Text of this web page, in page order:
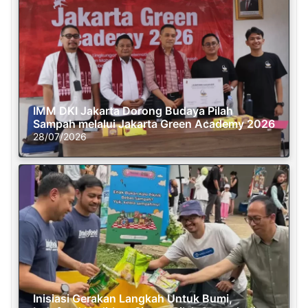
IMM DKI Jakarta Dorong Budaya Pilah
Sampah melalui Jakarta Green Academy 2026
28/07/2026
Inisiasi Gerakan Langkah Untuk Bumi,